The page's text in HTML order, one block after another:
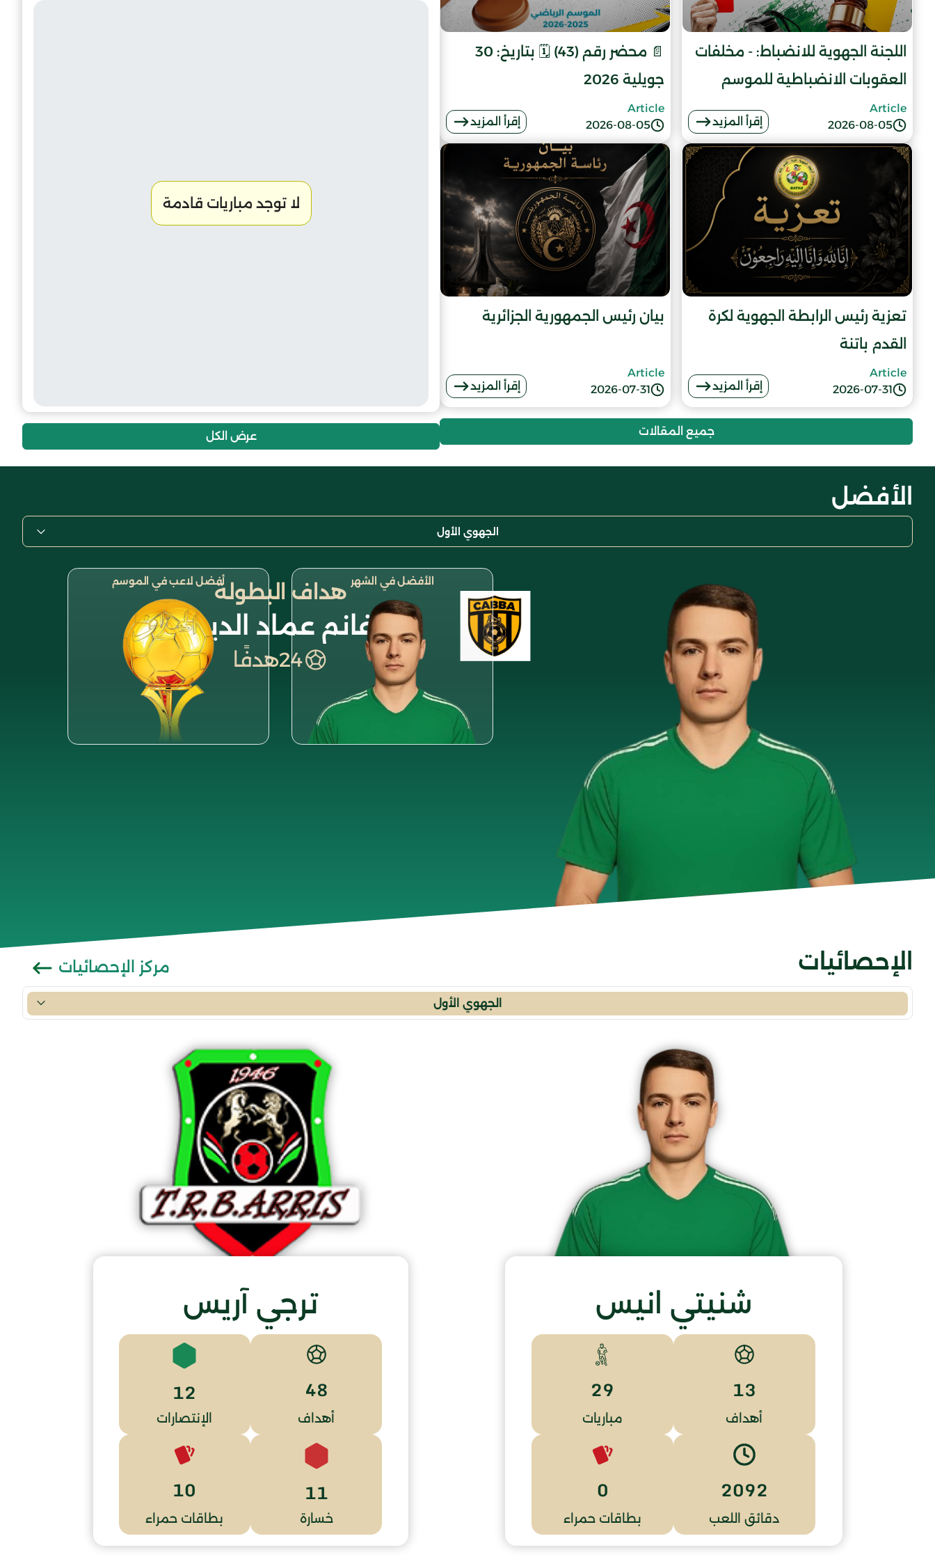
اللجنة الجهوية للانضباط: - مخلفات
العقوبات الانضباطية للموسم
الرياضي 2025 - 2026
2026-08-05
Article
إقرأ المزيد
📄 محضر رقم (43) 🗓️ بتاريخ: 30
جويلية 2026
2026-08-05
Article
إقرأ المزيد
تعزية رئيس الرابطة الجهوية لكرة
القدم باتنة
2026-07-31
Article
إقرأ المزيد
بيان رئيس الجمهورية الجزائرية
2026-07-31
Article
إقرأ المزيد
جميع المقالات
لا توجد مباريات قادمة
عرض الكل
الأفضل
الجهوي الأول
هداف البطولة
غانم عماد الدين
24هدفًا
الأفضل في الشهر أفضل لاعب في الموسم
الإحصائيات مركز الإحصائيات
الجهوي الأول
شنيتي انيس
13
أهداف
29
مباريات
2092
دقائق اللعب
0
بطاقات حمراء
ترجي آريس
48
أهداف
12
الإنتصارات
11
خسارة
10
بطاقات حمراء